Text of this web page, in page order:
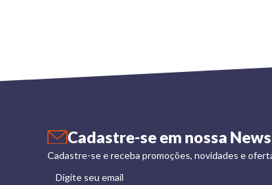
Cadastre-se em nossa
Cadastre-se e receba promoções, novidades e
Digite seu email